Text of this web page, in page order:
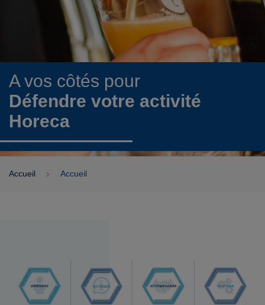
Accueil Accueil
A vos côtés pour
Défendre votre activité
Horeca